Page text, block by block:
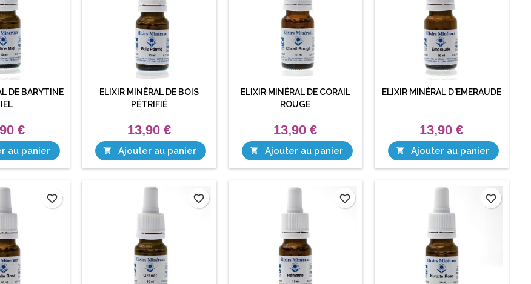
DE BARYTINE
€
au panier
ELIXIR MINÉRAL DE BOIS
PÉTRIFIÉ
13,90 €
 Ajouter au panier
ELIXIR MINÉRAL DE CORAIL
ROUGE
13,90 €
 Ajouter au panier
ELIXIR MINÉRAL D'EMERAUDE
13,90 €
 Ajouter au panier
favorite_border favorite_border favorite_border favorite_border